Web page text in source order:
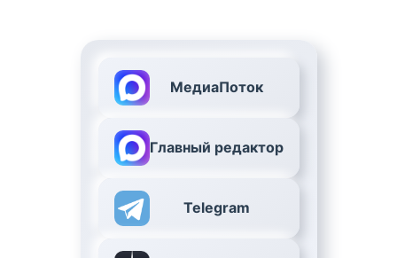
МедиаПоток
Главный редактор
Telegram